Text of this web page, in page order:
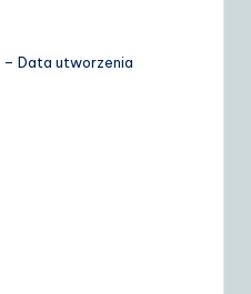
– Data utworzenia